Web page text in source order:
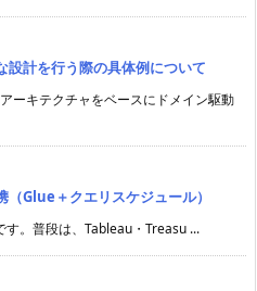
設計を行う際の具体例について
ーキテクチャをベースにドメイン駆動
Glue＋クエリスケジュール）
。普段は、Tableau・Treasu ...